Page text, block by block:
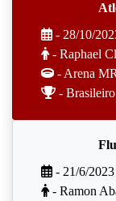
- 28/10/
- Raphael
- Arena
-
- 21/6/2023
- Ramon